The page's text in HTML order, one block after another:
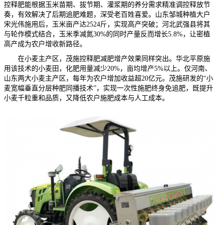
控释肥能根据玉米苗期、拔节期、灌浆期的养分需求精准调控释放节
奏，有效解决了后期追肥难题，深受老百姓喜爱。山东邹城种植大户
宋光伟施用后，玉米亩产达2524斤，实现高产突破；河北武强县将其
与轮作模式结合，玉米季减氮30%的同时产量反而增长5.8%，让密植
高产成为农户增收新路径。
在小麦主产区，茂施控释肥减肥增产效果同样突出。华北平原施
用该技术的小麦田，化肥用量减少20%，亩均增产5%以上。仅河南、
山东两大小麦主产区，每年为农户增加收益超20亿元。茂施研发的“小
麦宽幅垂直分层种肥同播技术”，实现一次性施肥终身免追肥，既提升
小麦千粒重和品质，又降低农户施肥成本与人工成本。